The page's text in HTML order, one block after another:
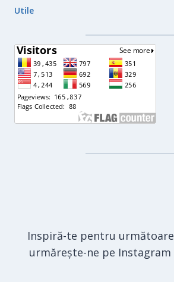
Utile
Inspiră-te pentru
urmărește-ne pe Instagram